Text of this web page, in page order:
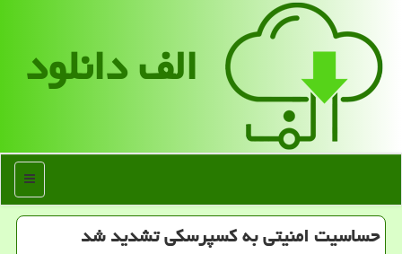
الف دانلود
منو
حساسیت امنیتی به کسپرسکی تشدید شد